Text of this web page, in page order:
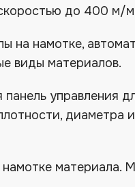
до 400 м/
на намотке,
виды материалов.
управления
диаметра и
материала.